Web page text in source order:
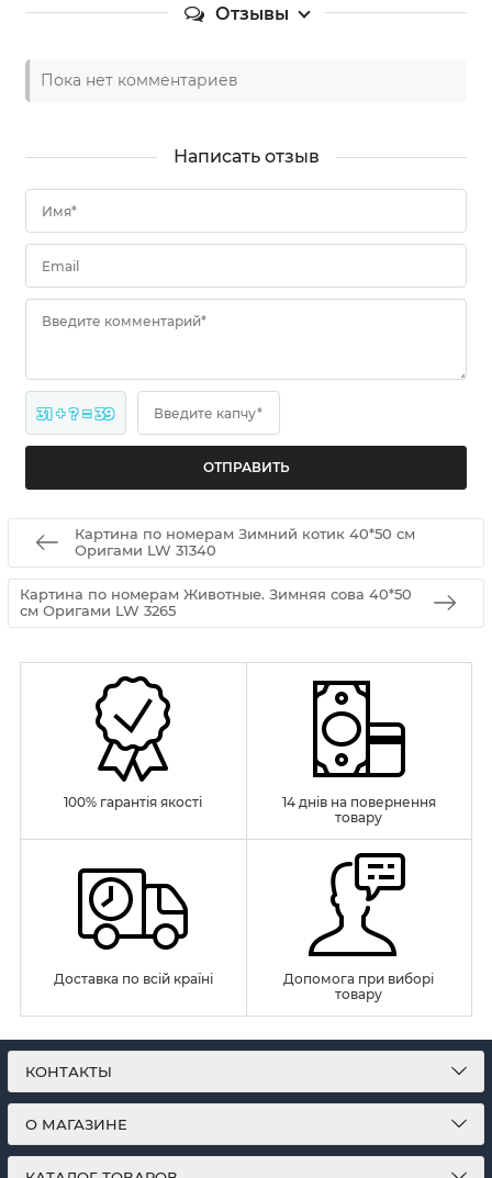
Отзывы
Пока нет комментариев
Написать отзыв
Имя*
Email
Введите комментарий*
31 + ? = 39 Введите капчу*
Картина по номерам Зимний котик 40*50 см
Оригами LW 31340
Картина по номерам Животные. Зимняя сова 40*50
см Оригами LW 3265
100% гарантія якості
14 днів на повернення
товару
Доставка по всій країні
Допомога при виборі
товару
КОНТАКТЫ
О МАГАЗИНЕ